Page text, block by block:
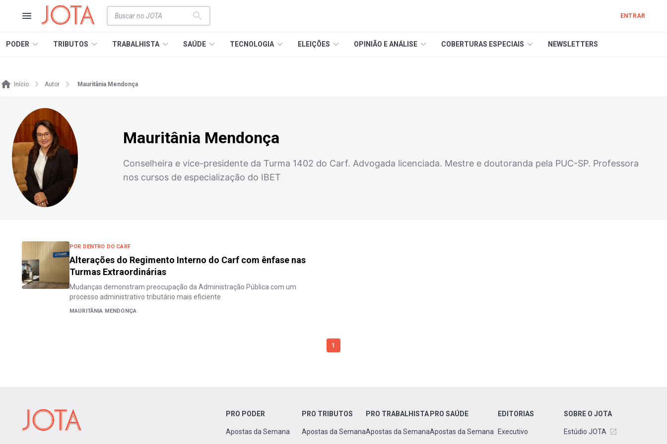
ENTRAR
PODER TRIBUTOS TRABALHISTA SAÚDE TECNOLOGIA ELEIÇÕES OPINIÃO E ANÁLISE COBERTURAS ESPECIAIS NEWSLETTERS
Início Autor Mauritânia Mendonça
Mauritânia Mendonça
Conselheira e vice-presidente da Turma 1402 do Carf. Advogada licenciada. Mestre e doutoranda pela PUC-SP. Professora
nos cursos de especialização do IBET
POR DENTRO DO CARF
Alterações do Regimento Interno do Carf com ênfase nas
Turmas Extraordinárias
Mudanças demonstram preocupação da Administração Pública com um
processo administrativo tributário mais eficiente
MAURITÂNIA MENDONÇA
1
PRO PODER
Apostas da Semana
PRO TRIBUTOS
Apostas da Semana
PRO TRABALHISTA
Apostas da Semana
PRO SAÚDE
Apostas da Semana
EDITORIAS
Executivo
SOBRE O JOTA
Estúdio JOTA